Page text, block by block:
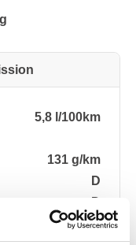
5,8 l/100km
131 g/km
D
D